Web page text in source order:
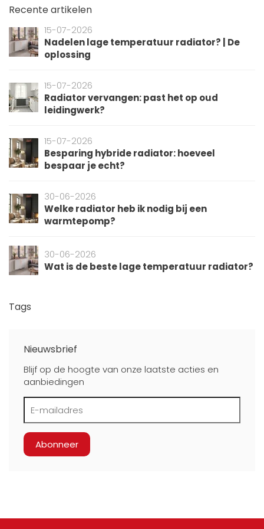
Recente artikelen
15-07-2026
Nadelen lage temperatuur radiator? | De
oplossing
15-07-2026
Radiator vervangen: past het op oud
leidingwerk?
15-07-2026
Besparing hybride radiator: hoeveel
bespaar je echt?
30-06-2026
Welke radiator heb ik nodig bij een
warmtepomp?
30-06-2026
Wat is de beste lage temperatuur radiator?
Tags
Nieuwsbrief
Blijf op de hoogte van onze laatste acties en
aanbiedingen
Abonneer